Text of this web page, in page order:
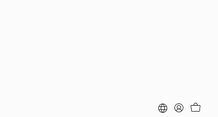
Para Trajes
Patrias